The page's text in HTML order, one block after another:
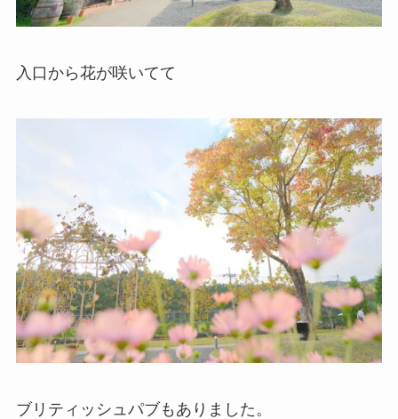
入口から花が咲いてて
ブリティッシュパブもありました。